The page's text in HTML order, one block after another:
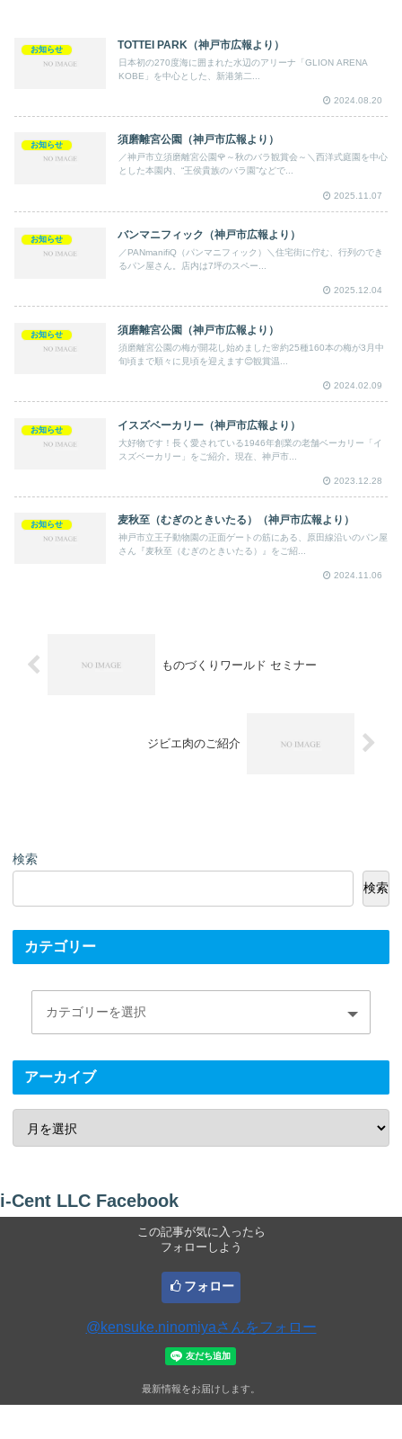
お知らせ TOTTEI PARK（神戸市広報より）
日本初の270度海に囲まれた水辺のアリーナ「GLION ARENA
KOBE」を中心とした、新港第二...
2024.08.20
お知らせ 須磨離宮公園（神戸市広報より）
／神戸市立須磨離宮公園🌹～秋のバラ観賞会～＼西洋式庭園を中心
とした本園内、“王侯貴族のバラ園”などで...
2025.11.07
お知らせ バンマニフィック（神戸市広報より）
／PANmanifiQ（パンマニフィック）＼住宅街に佇む、行列のでき
るパン屋さん。店内は7坪のスペー...
2025.12.04
お知らせ 須磨離宮公園（神戸市広報より）
須磨離宮公園の梅が開花し始めました🌸約25種160本の梅が3月中
旬頃まで順々に見頃を迎えます😊観賞温...
2024.02.09
お知らせ イスズベーカリー（神戸市広報より）
大好物です！長く愛されている1946年創業の老舗ベーカリー「イ
スズベーカリー」をご紹介。現在、神戸市...
2023.12.28
お知らせ 麦秋至（むぎのときいたる）（神戸市広報より）
神戸市立王子動物園の正面ゲートの筋にある、原田線沿いのパン屋
さん『麦秋至（むぎのときいたる）』をご紹...
2024.11.06
ものづくりワールド セミナー
ジビエ肉のご紹介
検索
検索
カテゴリー
アーカイブ
i-Cent LLC Facebook
この記事が気に入ったら
フォローしよう
フォロー
@kensuke.ninomiyaさんをフォロー
最新情報をお届けします。